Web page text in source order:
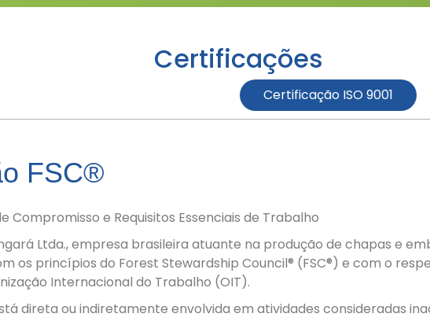
Certificações
Certificação ISO 9001
FSC®
Compromisso e Requisitos Essenciais de Trabalho
Ltda., empresa brasileira atuante na produção de chapas e
os princípios do Forest Stewardship Council® (FSC®) e com o
Internacional do Trabalho (OIT).
direta ou indiretamente envolvida em atividades consideradas